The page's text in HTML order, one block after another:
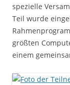
spezielle
Teil wurde
größten
einem